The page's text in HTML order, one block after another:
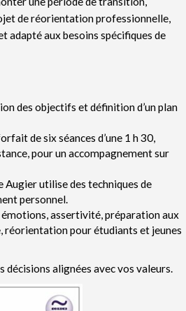
de réorientation professionnelle,
adapté aux besoins spécifiques de
des objectifs et définition d’un plan
de six séances d’une 1 h 30,
pour un accompagnement sur
utilise des techniques de
personnel.
assertivité, préparation aux
réorientation pour étudiants et jeunes
décisions alignées avec vos valeurs.